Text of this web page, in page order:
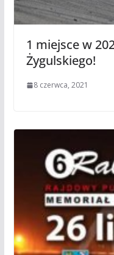
1 miejsce w
Żygulskiego!
8 czerwca, 2021